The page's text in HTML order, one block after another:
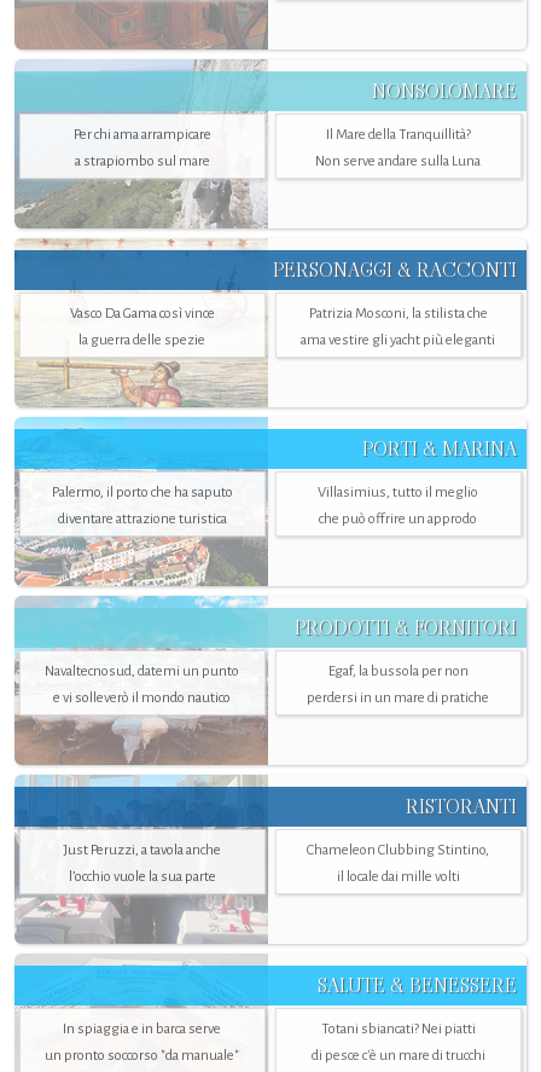
NONSOLOMARE
Per chi ama arrampicare
a strapiombo sul mare
Il Mare della Tranquillità?
Non serve andare sulla Luna
PERSONAGGI & RACCONTI
Vasco Da Gama così vince
la guerra delle spezie
Patrizia Mosconi, la stilista che
ama vestire gli yacht più eleganti
PORTI & MARINA
Palermo, il porto che ha saputo
diventare attrazione turistica
Villasimius, tutto il meglio
che può offrire un approdo
PRODOTTI & FORNITORI
Navaltecnosud, datemi un punto
e vi solleverò il mondo nautico
Egaf, la bussola per non
perdersi in un mare di pratiche
RISTORANTI
Just Peruzzi, a tavola anche
l’occhio vuole la sua parte
Chameleon Clubbing Stintino,
il locale dai mille volti
SALUTE & BENESSERE
In spiaggia e in barca serve
un pronto soccorso "da manuale"
Totani sbiancati? Nei piatti
di pesce c'è un mare di trucchi